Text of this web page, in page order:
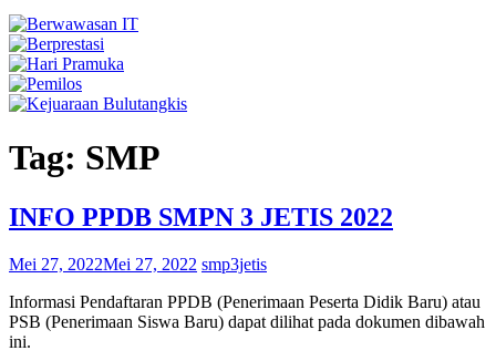
Tag: SMP
INFO PPDB SMPN 3 JETIS 2022
Mei 27, 2022Mei 27, 2022 smp3jetis
Informasi Pendaftaran PPDB (Penerimaan Peserta Didik Baru) atau
PSB (Penerimaan Siswa Baru) dapat dilihat pada dokumen dibawah
ini.